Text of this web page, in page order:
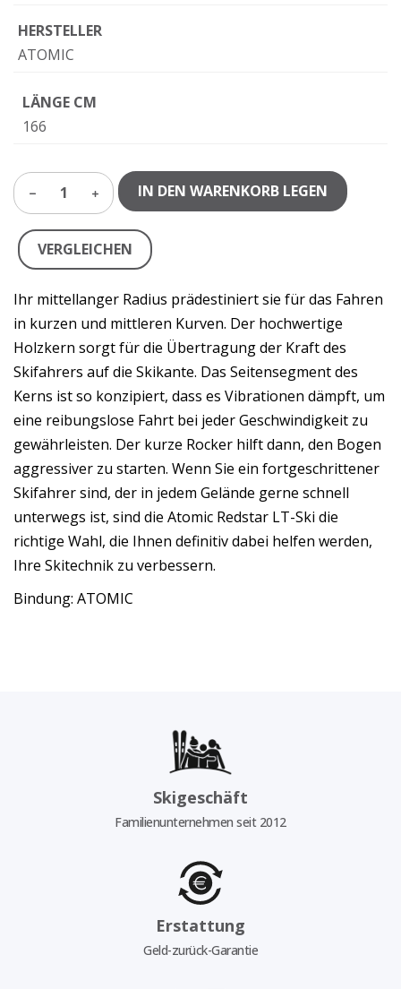
HERSTELLER
ATOMIC
LÄNGE CM
166
1 IN DEN WARENKORB LEGEN
VERGLEICHEN
Ihr mittellanger Radius prädestiniert sie für das Fahren
in kurzen und mittleren Kurven. Der hochwertige
Holzkern sorgt für die Übertragung der Kraft des
Skifahrers auf die Skikante. Das Seitensegment des
Kerns ist so konzipiert, dass es Vibrationen dämpft, um
eine reibungslose Fahrt bei jeder Geschwindigkeit zu
gewährleisten. Der kurze Rocker hilft dann, den Bogen
aggressiver zu starten. Wenn Sie ein fortgeschrittener
Skifahrer sind, der in jedem Gelände gerne schnell
unterwegs ist, sind die Atomic Redstar LT-Ski die
richtige Wahl, die Ihnen definitiv dabei helfen werden,
Ihre Skitechnik zu verbessern.
Bindung: ATOMIC
Skigeschäft
Familienunternehmen seit 2012
Erstattung
Geld-zurück-Garantie